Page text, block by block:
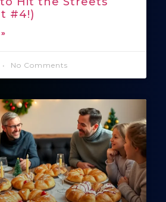
#4!)
No Comments